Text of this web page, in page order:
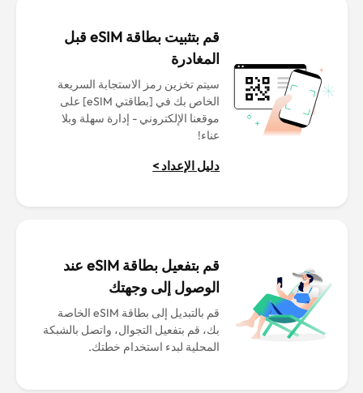
قم بتثبيت بطاقة eSIM قبل
المغادرة
سيتم تخزين رمز الاستجابة السريعة
الخاص بك في [بطاقتي eSIM] على
موقعنا الإلكتروني - إدارة سهلة وبلا
عناء!
دليل الإعداد >
قم بتفعيل بطاقة eSIM عند
الوصول إلى وجهتك
قم بالتبديل إلى بطاقة eSIM الخاصة
بك، قم بتفعيل التجوال، واتصل بالشبكة
المحلية لبدء استخدام خطتك.